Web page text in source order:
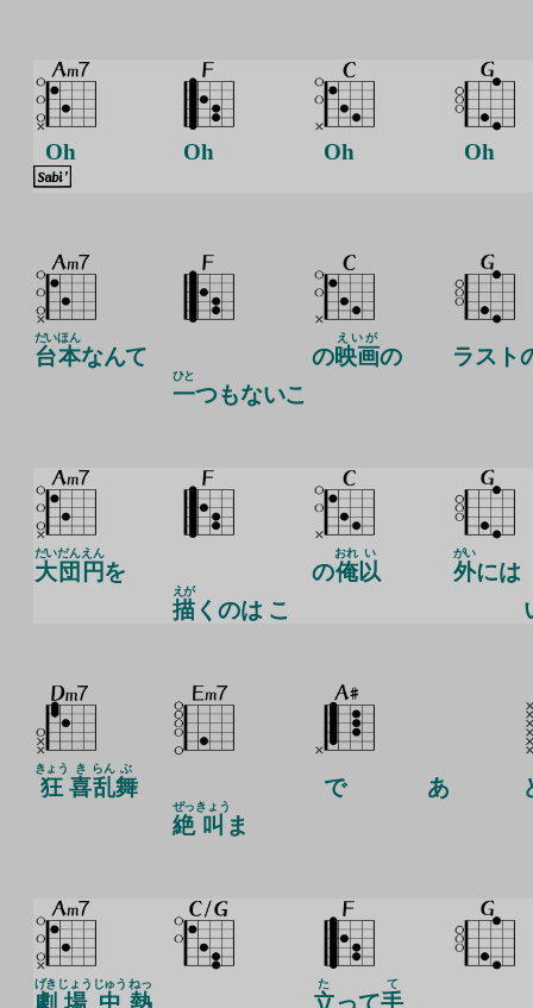
Oh Oh Oh Oh
台
だい
本
ほん
なんて
一
ひと
つもないこ
の映画
えいが
の ラスト
大
だい
団
だん
円
えん
を
描
えが
くのは こ
の俺
おれ
以
い
外
がい
には
狂
きょう
喜
き
乱
らん
舞
ぶ
絶
ぜっ
叫
きょう
ま
で あ
劇
げき
場
じょう
中
じゅう
熱
ねっ
立
た
って手
て